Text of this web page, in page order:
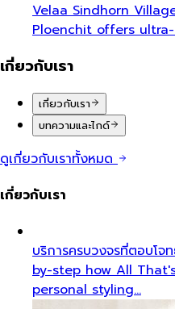
Velaa Sindhorn
Ploenchit offers
เกี่ยวกับเรา
เกี่ยวกับเรา
บทความและไกด์
ดูเกี่ยวกับเราทั้งหมด
เกี่ยวกับเรา
บริการครบวงจรที่ตอบโจ
by-step how All
personal styling…